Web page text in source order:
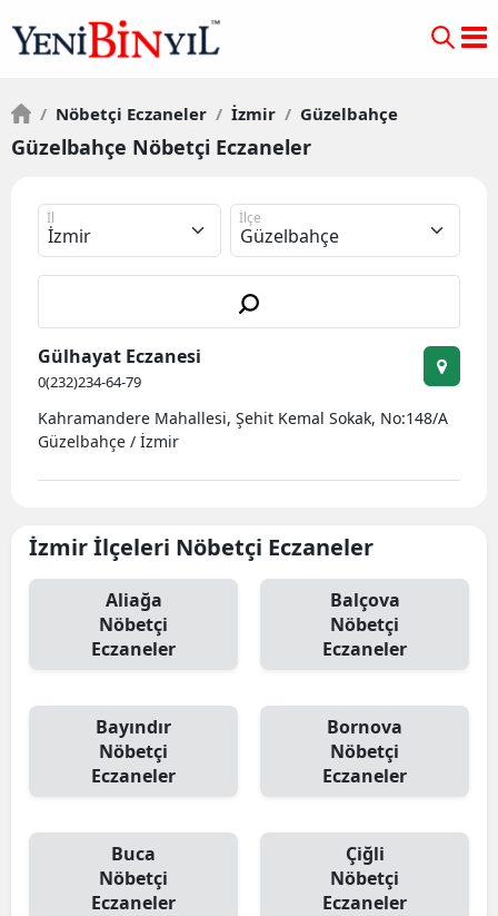
/ Nöbetçi Eczaneler / İzmir / Güzelbahçe
Güzelbahçe Nöbetçi Eczaneler
İl İlçe
Gülhayat Eczanesi
0(232)234-64-79
Kahramandere Mahallesi, Şehit Kemal Sokak, No:148/A
Güzelbahçe / İzmir
İzmir İlçeleri Nöbetçi Eczaneler
Aliağa
Nöbetçi
Eczaneler
Balçova
Nöbetçi
Eczaneler
Bayındır
Nöbetçi
Eczaneler
Bornova
Nöbetçi
Eczaneler
Buca
Nöbetçi
Eczaneler
Çiğli
Nöbetçi
Eczaneler